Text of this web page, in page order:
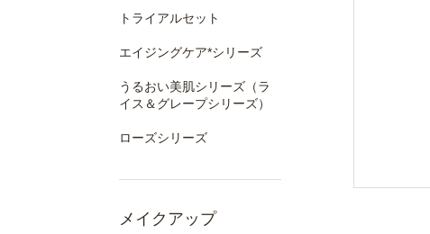
トライアルセット
エイジングケア*シリーズ
うるおい美肌シリーズ（ラ
イス＆グレープシリーズ）
ローズシリーズ
メイクアップ